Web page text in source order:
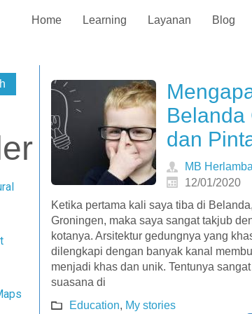
Home Learning Layanan Blog
Belanda
dan
MB
12/01/2020
Ketika pertama kali saya tiba di
Groningen, maka saya sangat takjub
kotanya. Arsitektur gedungnya yang
dilengkapi dengan banyak kanal
menjadi khas dan unik. Tentunya
suasana di
Education, My stories